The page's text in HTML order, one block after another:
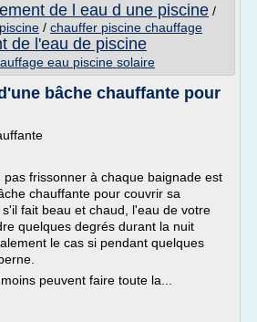
de l eau d une piscine /
/ chauffer piscine chauffage
de l'eau de piscine
eau piscine solaire
bâche chauffante pour
pas frissonner à chaque baignade est
chauffante pour couvrir sa
fait beau et chaud, l'eau de votre
quelques degrés durant la nuit
le cas si pendant quelques
peuvent faire toute la...